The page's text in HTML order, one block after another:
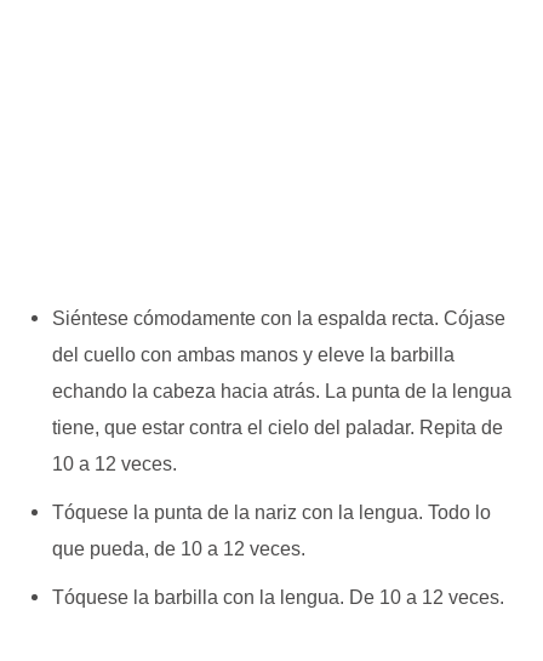
Siéntese cómodamente con la espalda recta. Cójase
del cuello con ambas manos y eleve la barbilla
echando la cabeza hacia atrás. La punta de la lengua
tiene, que estar contra el cielo del paladar. Repita de
10 a 12 veces.
Tóquese la punta de la nariz con la lengua. Todo lo
que pueda, de 10 a 12 veces.
Tóquese la barbilla con la lengua. De 10 a 12 veces.